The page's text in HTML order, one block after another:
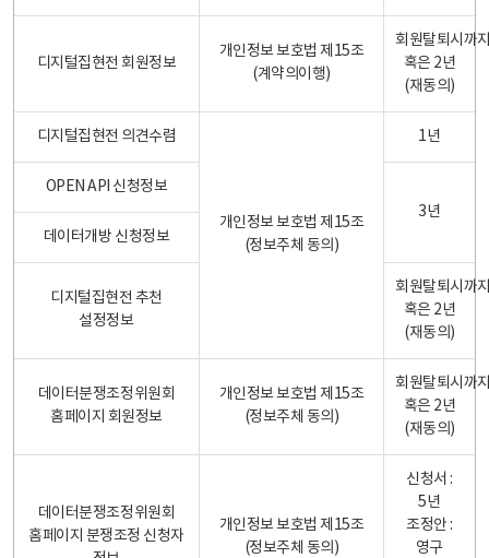
디지털집현전 회원정보
개인정보 보호법 제15조
(계약의이행)
회원탈퇴시까
혹은 2년
(재동의)
디지털집현전 의견수렴
개인정보 보호법 제15조
(정보주체 동의)
1년
OPEN API 신청정보
3년
데이터개방 신청정보
디지털집현전 추천
설정정보
회원탈퇴시까
혹은 2년
(재동의)
데이터분쟁조정위원회
홈페이지 회원정보
개인정보 보호법 제15조
(정보주체 동의)
회원탈퇴시까
혹은 2년
(재동의)
데이터분쟁조정위원회
홈페이지 분쟁조정 신청자
개인정보 보호법 제15조
(정보주체 동의)
신청서 :
5년
조정안 :
영구